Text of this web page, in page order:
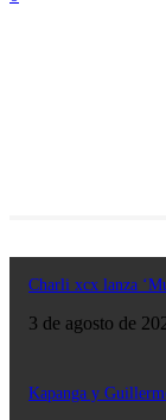
Charli xcx lanza
3 de agosto de
Kapanga y